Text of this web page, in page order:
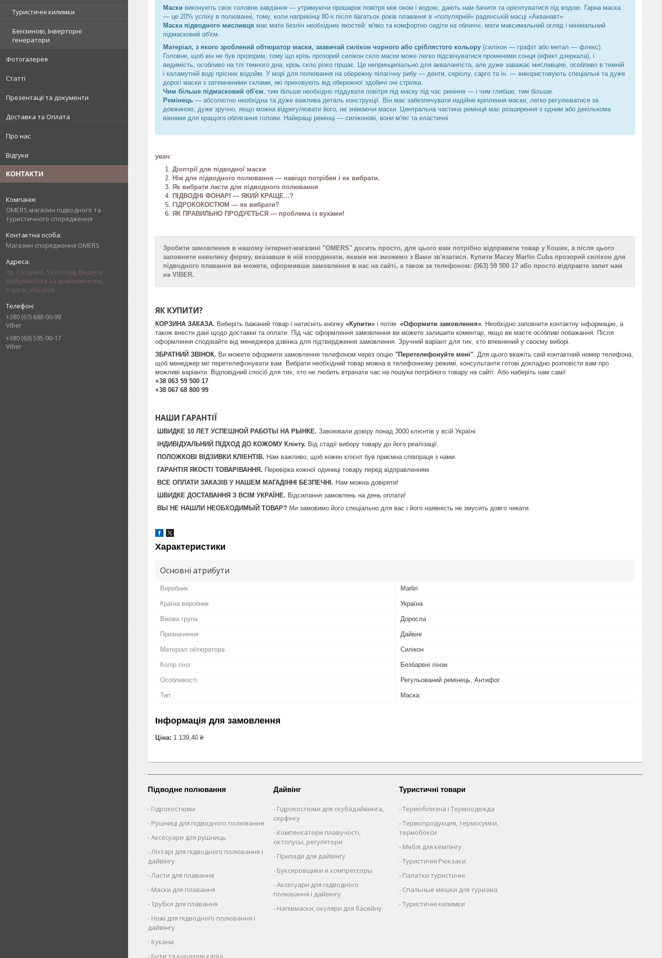
Туристичні килимки
Бензинові, Інверторні
генератори
Фотогалерея
Статті
Презентації та документи
Доставка та Оплата
Про нас
Відгуки
КОНТАКТИ
OMERS магазин підводного та
туристичного спорядження
Магазин спорядження OMERS
пр. Гагаріна, 56 (склад), Видача
відбувається за домовленістю,
Харків, Україна
+380 (67) 688-00-99
Viber
+380 (63) 595-00-17
Viber
Маски виконують своє головне завдання — утримуючи прошарок повітря між оком і водою, дають нам бачити та орієнтуватися під водою. Гарна маска
— це 20% успіху в полюванні, тому, коли наприкінці 80-х після багатьох років плавання в «популярній» радянській масці «Акванавт»
Маска підводного мисливця має мати безліч необхідних якостей: м'яко та комфортно сидіти на обличчі, мати максимальний огляд і мінімальний
підмасковий об'єм.
Матеріал, з якого зроблений обтюратор маски, зазвичай силікон чорного або сріблястого кольору (силікон — графіт або метал — флекс).
Головне, щоб він не був прозорим, тому що крізь прозорий силікон скло маски може легко підсвічуватися променями сонця (ефект дзеркала), і
видимість, особливо на тлі темного дна, крізь скло різко гіршає. Це непринципіально для аквалангіста, але дуже заважає мисливцеві, особливо в темній
і каламутній воді прісних водойм. У морі для полювання на обережну пілагічну рибу — денти, серіолу, сарго та ін. — використовують спеціальні та дуже
дорогі маски з затемненими склами, які приховують від обережної здобичі очі стрілка.
Чим більше підмасковий об'єм , тим більше необхідно піддувати повітря під маску під час риніння — і чим глибше, тим більше.
Ремінець — абсолютно необхідна та дуже важлива деталь конструкції. Він має забезпечувати надійне кріплення маски, легко регулюватися за
довжиною; дуже зручно, якщо можна відрегулювати його, не знімаючи маски. Центральна частина ремінця має розширення з одним або декількома
вікнами для кращого облягання голови. Найкращі ремінці — силіконові, вони м'які та еластичні
увач:
Діоптрії для підводної маски
Ніж для підводного полювання — навіщо потрібен і як вибрати.
Як вибрати ласти для підводного полювання
ПІДВОДНІ ФОНАРІ — ЯКИЙ КРАЩЕ...?
ГІДРОКОКОСТЮМ — як вибрати?
ЯК ПРАВИЛЬНО ПРОДУЄТЬСЯ — проблема із вухами!
Зробити замовлення в нашому інтернет-магазині "OMERS" досить просто, для цього вам потрібно відправити товар у Кошик, а після цього
заповнити невелику форму, вказавши в ній координати, якими ми зможемо з Вами зв'язатися. Купити Маску Marlin Cuba прозорий силікон для
підводного плавання ви можете, оформивши замовлення в нас на сайті, а також за телефоном: (063) 59 500 17 або просто відправте запит нам
на VIBER.
ЯК КУПИТИ?
КОРЗИНА ЗАКАЗА. Виберіть бажаний товар і натисніть кнопку «Купити» і потім «Оформити замовлення» . Необхідно заповнити контактну інформацію, а
також внести дані щодо доставки та оплати. Під час оформлення замовлення ви можете залишити коментар, якщо ви маєте особливі побажання. Після
оформлення сподівайте від менеджера дзвінка для підтвердження замовлення. Зручний варіант для тих, хто впевнений у своєму виборі.
ЗБРАТНИЙ ЗВІНОК. Ви можете оформити замовлення телефоном через опцію "Перетелефонуйте мені" . Для цього вкажіть свій контактний номер телефона,
щоб менеджер міг перетелефонувати вам. Вибрати необхідний товар можна в телефонному режимі, консультанти готові докладно розповісти вам про
можливі варіанти. Відповідний спосіб для тих, хто не любить втрачати час на пошуки потрібного товару на сайті. Або наберіть нам самі! ​
+38 063 59 500 17
+38 067 68 800 99
НАШИ ГАРАНТІЇ
ШВИДКЕ 10 ЛЕТ УСПЕШНОЙ РАБОТЫ НА РЫНКЕ. Завоювали довіру понад 3000 клієнтів у всій Україні.
ІНДИВІДУАЛЬНИЙ ПІДХОД ДО КОЖОМУ Клінту. Від стадії вибору товару до його реалізації.
ПОЛОЖКОВІ ВІДЗИВКИ КЛІЕНТІВ. Нам важливо, щоб кожен клієнт був приємна співпраця з нами.
ГАРАНТІЯ ЯКОСТІ ТОВАРІВАННЯ. Перевірка кожної одиниці товару перед відправленням.
ВСЕ ОПЛАТИ ЗАКАЗІВ У НАШЕМ МАГАДІННІ БЕЗПЕЧНІ. Нам можна довіряти!
ШВИДКЕ ДОСТАВАННЯ З ВСІМ УКРАЇНЕ. Відсилання замовлень на день оплати!
ВЫ НЕ НАШЛИ НЕОБХОДИМЫЙ ТОВАР? Ми замовимо його спеціально для вас і його наявність не змусить довго чекати.
Характеристики
Основні атрибути
Виробник Marlin
Країна виробник Україна
Вікова група Доросла
Призначення Дайвінг
Матеріал обтюратора Силікон
Колір лінз Безбарвні лінзи
Особливості Регульований ремінець, Антифог
Тип Маска
Інформація для замовлення
Ціна: 1 139,40 ₴
Підводне полювання
Гідрокостюми
Рушниці для підводного полювання
Аксесуари для рушниць
Ліхтарі для підводного полювання і
дайвінгу
Ласти для плавання
Маски для плавання
Трубки для плавання
Ножі для підводного полювання і
дайвінгу
Кукани
Боти та коралові капці
Дайвінг
Гідрокостюми для скубадайвинга,
серфінгу
Компенсатори плавучості,
октопусы, регулятори
Прилади для дайвінгу
Буксировщики и компрессоры
Аксесуари для підводного
полювання і дайвінгу
Напівмаски, окуляри для басейну
Туристичні товари
Термобілизна і Термоодежда
Термопродукция, термосумки,
термобокси
Меблі для кемпінгу
Туристичні Рюкзаки
Палатки туристичні
Спальные мешки для туризма
Туристичні килимки